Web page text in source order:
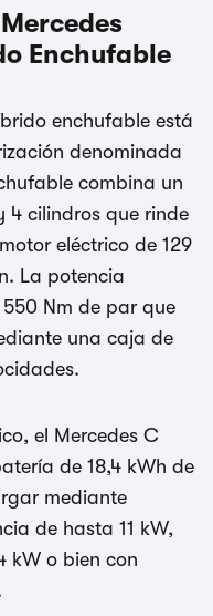
Enchufable
enchufable está
denominada
combina un
4 cilindros que rinde
eléctrico de 129
La potencia
Nm de par que
una caja de
el Mercedes C
de 18,4 kWh de
mediante
de hasta 11 kW,
kW o bien con